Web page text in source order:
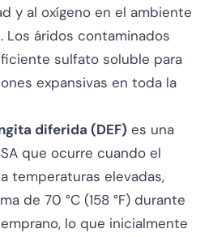
y al oxígeno en el ambiente
Los áridos contaminados
sulfato soluble para
expansivas en toda la
diferida (DEF) es una
que ocurre cuando el
temperaturas elevadas,
de 70 °C (158 °F) durante
lo que inicialmente